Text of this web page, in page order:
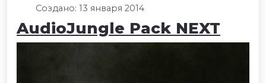
Создано: 13 января 2014
AudioJungle Pack NEXT